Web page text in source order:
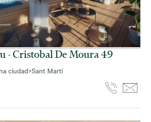
- Cristobal De Moura 49
ciudad>Sant Martí